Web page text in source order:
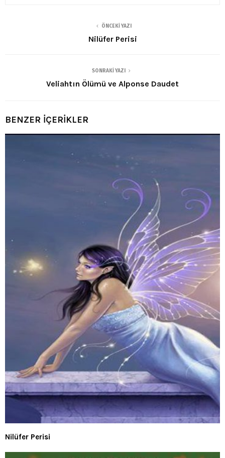
ÖNCEKI YAZI
Nilüfer Perisi
SONRAKI YAZI
Veliahtın Ölümü ve Alponse Daudet
BENZER İÇERİKLER
Nilüfer Perisi